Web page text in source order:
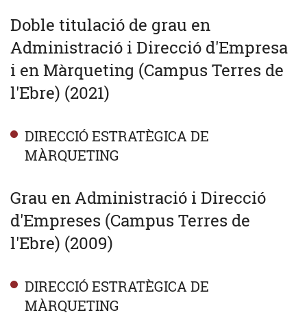
Doble titulació de grau en
Administració i Direcció d'Empresa
i en Màrqueting (Campus Terres de
l'Ebre) (2021)
DIRECCIÓ ESTRATÈGICA DE
MÀRQUETING
Grau en Administració i Direcció
d'Empreses (Campus Terres de
l'Ebre) (2009)
DIRECCIÓ ESTRATÈGICA DE
MÀRQUETING